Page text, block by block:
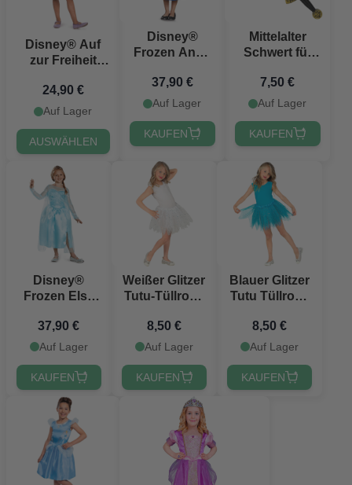
Disney® Auf
zur Freiheit
Kostüm für
Kinder
24,90 €
Auf Lager
AUSWÄHLEN
Disney®
Frozen Anna
Kinder
37,90 €
Auf Lager
KAUFEN
Mittelalter
Schwert für
cm
7,50 €
Auf Lager
KAUFEN
Disney®
Frozen Elsa
Kinder
37,90 €
Auf Lager
KAUFEN
Weißer Glitzer
Tutu-Tüllrock
8,50 €
Auf Lager
KAUFEN
Blauer Glitzer
Tutu Tüllrock
8,50 €
Auf Lager
KAUFEN